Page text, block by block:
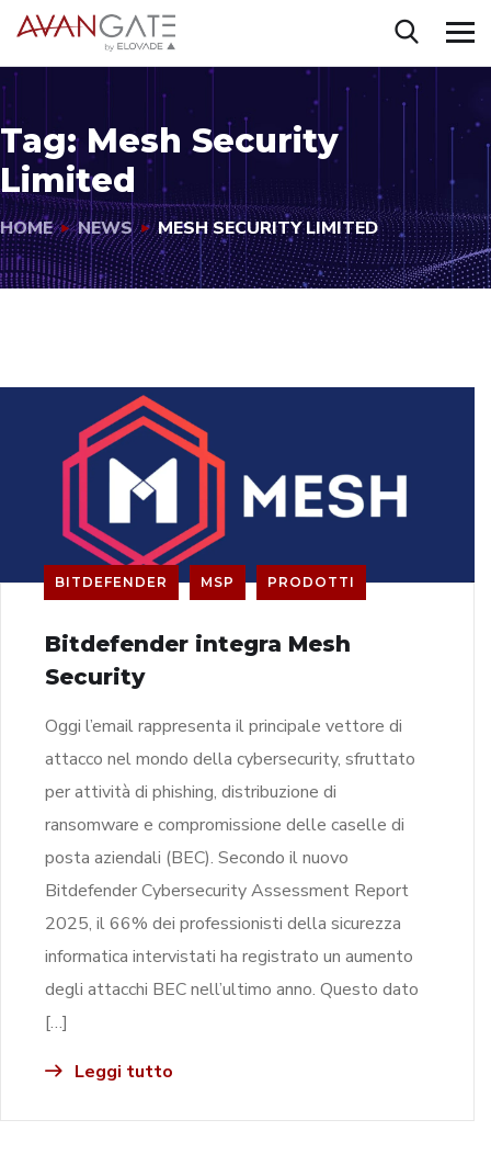
Tag: Mesh Security
Limited
HOME NEWS MESH SECURITY LIMITED
BITDEFENDER MSP PRODOTTI
Bitdefender integra Mesh
Security
Oggi l’email rappresenta il principale vettore di
attacco nel mondo della cybersecurity, sfruttato
per attività di phishing, distribuzione di
ransomware e compromissione delle caselle di
posta aziendali (BEC). Secondo il nuovo
Bitdefender Cybersecurity Assessment Report
2025, il 66% dei professionisti della sicurezza
informatica intervistati ha registrato un aumento
degli attacchi BEC nell’ultimo anno. Questo dato
[…]
Leggi tutto